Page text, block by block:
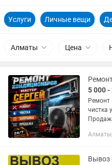
Услуги Личные вещи
Алматы Цена
5 000 -
Ремонт
чистка
выезд